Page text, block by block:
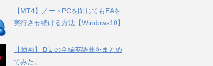
【MT4】ノートPCを閉じてもEAを
実行させ続ける方法【Windows10】
【動画】 B’z の全編英語曲をまとめ
てみた。